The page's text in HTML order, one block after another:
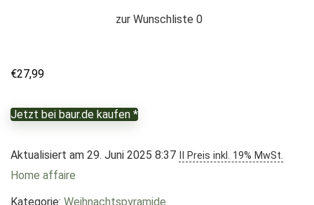
zur Wunschliste 0
€27,99
Jetzt bei baur.de kaufen *
Aktualisiert am 29. Juni 2025 8:37 II Preis inkl. 19% MwSt.
Home affaire
Kategorie: Weihnachtspyramide